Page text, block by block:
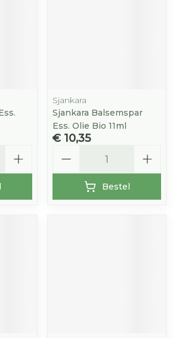
Sjankara
Sjankara Balsemspar
Ess. Olie Bio 11ml
€ 10,35
Bestel